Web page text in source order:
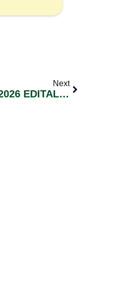
Next
PROCESSO SELETIVO SIMPLIFICADO Nº 006/2026 EDITAL Nº 005 CLASSIFICAÇÃO PRELIMINAR